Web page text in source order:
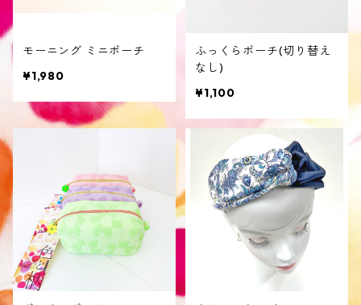
モーニング ミニポーチ
¥1,980
ふっくらポーチ(切り替え
なし)
¥1,100